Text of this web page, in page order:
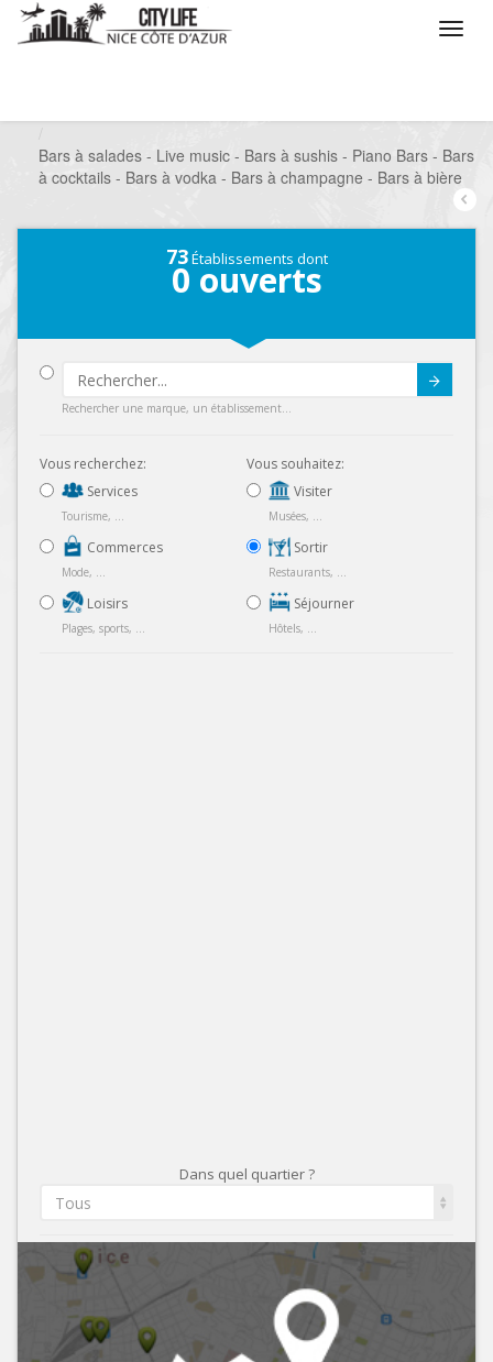
Bars à salades - Live music - Bars à sushis - Piano Bars - Bars
à cocktails - Bars à vodka - Bars à champagne - Bars à bière
73Établissements dont
0 ouverts
Rechercher une marque, un établissement...
Vous recherchez:
Services
Tourisme, ...
Commerces
Mode, ...
Loisirs
Plages, sports, ...
Vous souhaitez:
Visiter
Musées, ...
Sortir
Restaurants, ...
Séjourner
Hôtels, ...
Dans quel quartier ?
Tous